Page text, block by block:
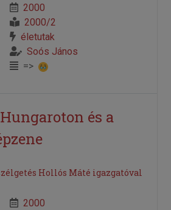
2000
2000/2
életutak
Soós János
=>
és a
Hollós Máté igazgatóval
2000